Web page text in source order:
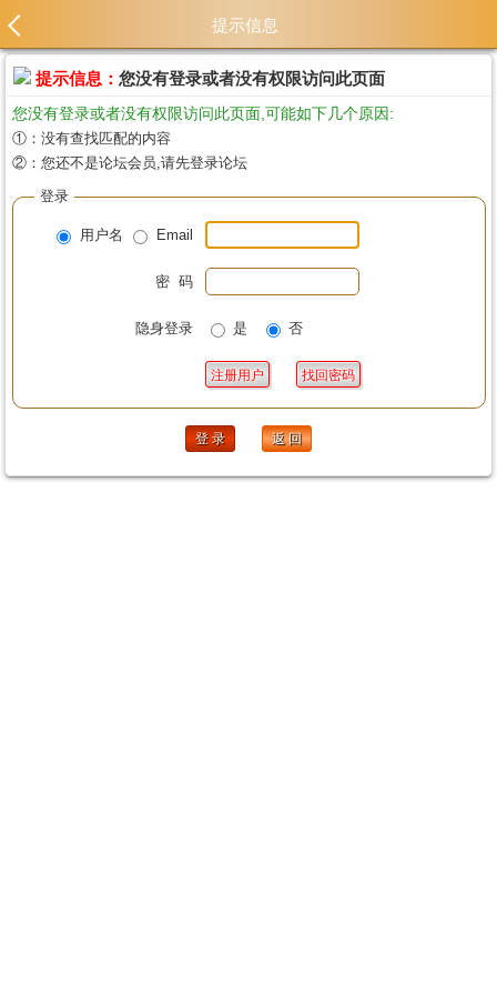
提示信息
提示信息： 您没有登录或者没有权限访问此页面
您没有登录或者没有权限访问此页面,可能如下几个原因:
①：没有查找匹配的内容
②：您还不是论坛会员,请先登录论坛
登录
用户名 Email
密 码
隐身登录 是 否